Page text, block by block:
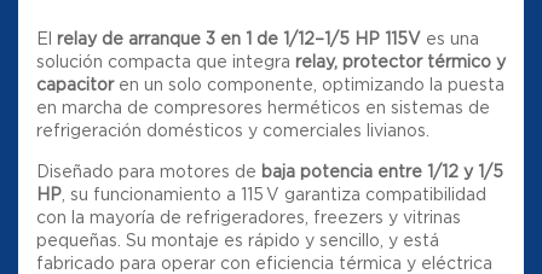
El relay de arranque 3 en 1 de 1/12–1/5 HP 115V es una
solución compacta que integra relay, protector térmico y
capacitoren un solo componente, optimizando la puesta
en marcha de compresores herméticos en sistemas de
refrigeración domésticos y comerciales livianos.
Diseñado para motores de baja potencia entre 1/12 y 1/5
HP , su funcionamiento a 115 V garantiza compatibilidad
con la mayoría de refrigeradores, freezers y vitrinas
pequeñas. Su montaje es rápido y sencillo, y está
fabricado para operar con eficiencia térmica y eléctrica